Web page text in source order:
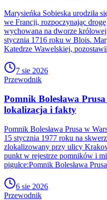
Marysieńka Sobieska urodziła
we Francji, rozpoczynając
wychowana na dworze
stycznia 1716 roku w Blois.
Katedrze Wawelskiej,
7 sie 2026
Przewodnik
Pomnik Bolesława
lokalizacja i fakty
Pomnik Bolesława Prusa w
15 stycznia 1977 roku na
zlokalizowany przy ulicy
punkt w rejestrze pomników i
pigułce:Pomnik Bolesława
6 sie 2026
Przewodnik